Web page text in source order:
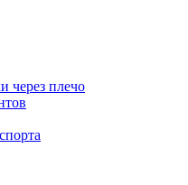
через плечо